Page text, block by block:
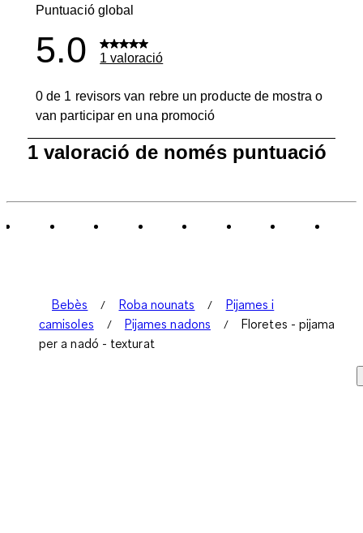
Puntuació global
5.0 1 valoració
0 de 1 revisors van rebre un producte de mostra o
van participar en una promoció
de
1 valoració de només puntuació
Bebès Roba nounats
Pijames i
camisoles
Pijames nadons
Floretes - pijama
per a nadó - texturat